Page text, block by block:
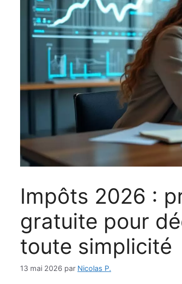
Impôts 2026 :
gratuite pour
toute simplicité
13 mai 2026 par Nicolas P.